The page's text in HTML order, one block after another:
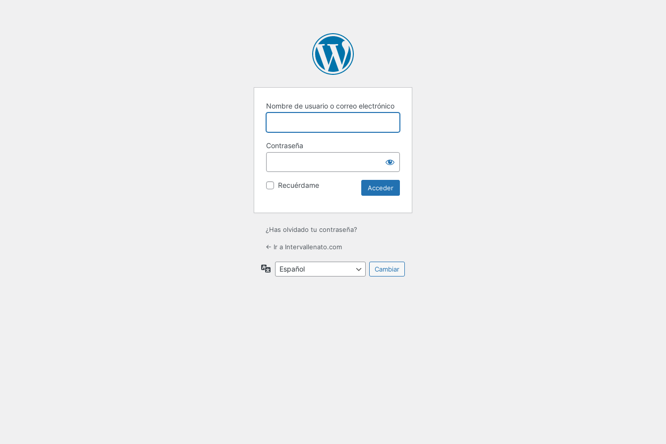
Nombre de usuario o correo electrónico
Contraseña
Recuérdame
¿Has olvidado tu contraseña?
← Ir a Intervallenato.com
Idioma